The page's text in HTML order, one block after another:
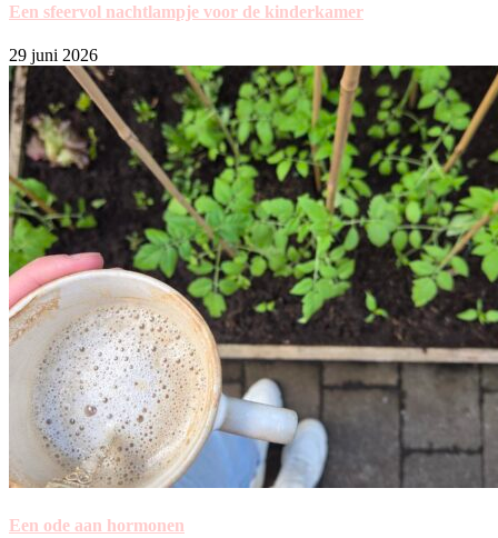
Een sfeervol nachtlampje voor de kinderkamer
29 juni 2026
Een ode aan hormonen